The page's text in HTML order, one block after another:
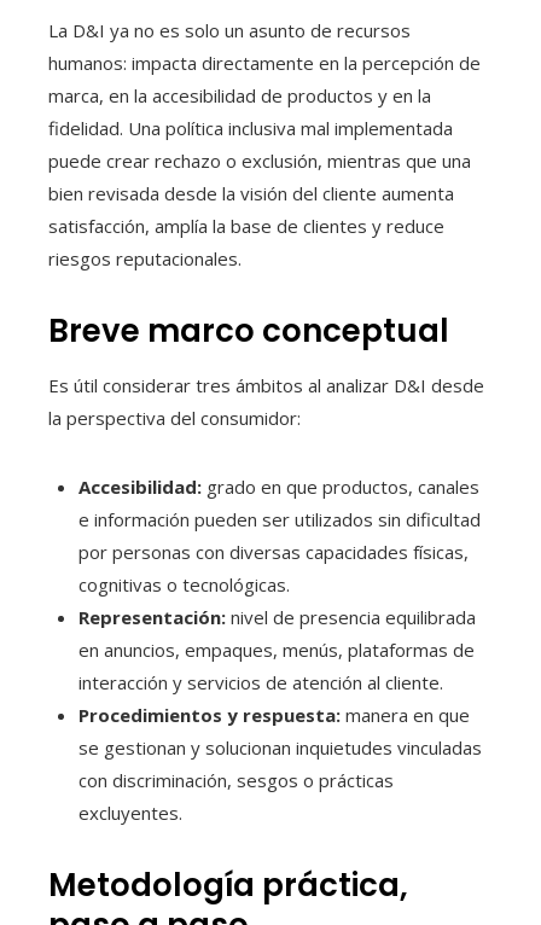
La D&I ya no es solo un asunto de recursos
humanos: impacta directamente en la percepción de
marca, en la accesibilidad de productos y en la
fidelidad. Una política inclusiva mal implementada
puede crear rechazo o exclusión, mientras que una
bien revisada desde la visión del cliente aumenta
satisfacción, amplía la base de clientes y reduce
riesgos reputacionales.
Breve marco conceptual
Es útil considerar tres ámbitos al analizar D&I desde
la perspectiva del consumidor:
Accesibilidad: grado en que productos, canales
e información pueden ser utilizados sin dificultad
por personas con diversas capacidades físicas,
cognitivas o tecnológicas.
Representación: nivel de presencia equilibrada
en anuncios, empaques, menús, plataformas de
interacción y servicios de atención al cliente.
Procedimientos y respuesta: manera en que
se gestionan y solucionan inquietudes vinculadas
con discriminación, sesgos o prácticas
excluyentes.
Metodología práctica,